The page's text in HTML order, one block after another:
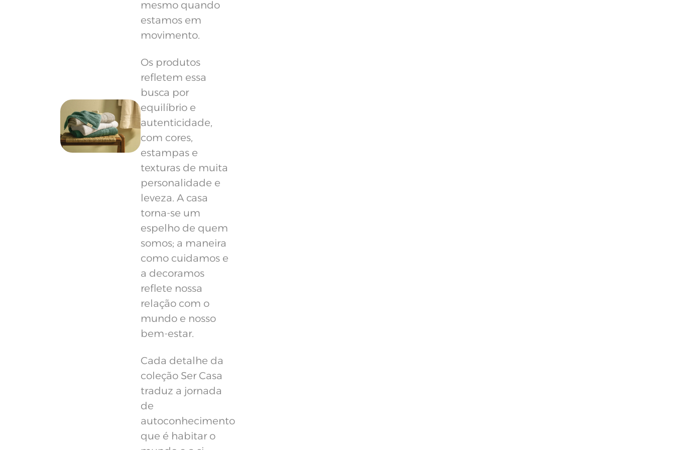
mesmo quando
estamos em
movimento.
Os produtos
refletem essa
busca por
equilíbrio e
autenticidade,
com cores,
estampas e
texturas de muita
personalidade e
leveza. A casa
torna-se um
espelho de quem
somos; a maneira
como cuidamos e
a decoramos
reflete nossa
relação com o
mundo e nosso
bem-estar.
Cada detalhe da
coleção Ser Casa
traduz a jornada
de
autoconhecimento
que é habitar o